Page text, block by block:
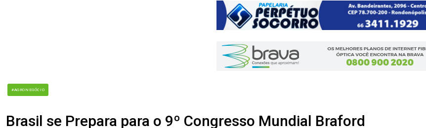
#AGRONEGÓCIO
Brasil se Prepara para o 9º Congresso Mundial Braford